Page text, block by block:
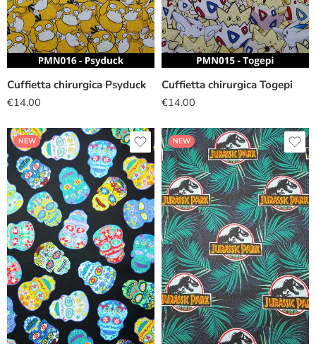
Cuffietta chirurgica Psyduck
€14.00
Cuffietta chirurgica Togepi
€14.00
NEW NEW